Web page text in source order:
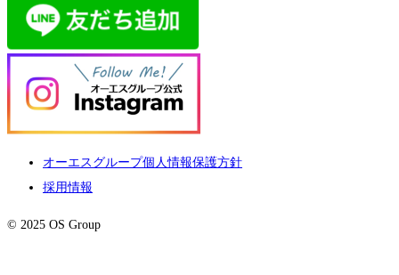
オーエスグループ個人情報保護方針
採用情報
© 2025 OS Group